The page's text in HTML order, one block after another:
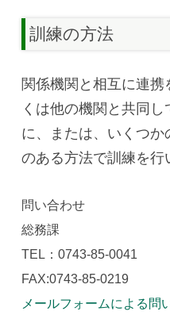
訓練の方法
関係機関と相互に連
くは他の機関と共同
に、または、いくつ
のある方法で訓練を行
問い合わせ
総務課
TEL：0743-85-0041
FAX:0743-85-0219
メールフォームによる問